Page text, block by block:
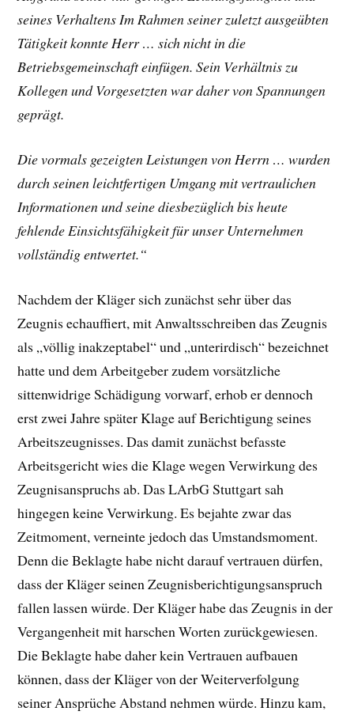
seines Verhaltens Im Rahmen seiner zuletzt ausgeübten
Tätigkeit konnte Herr … sich nicht in die
Betriebsgemeinschaft einfügen. Sein Verhältnis zu
Kollegen und Vorgesetzten war daher von Spannungen
geprägt.
Die vormals gezeigten Leistungen von Herrn … wurden
durch seinen leichtfertigen Umgang mit vertraulichen
Informationen und seine diesbezüglich bis heute
fehlende Einsichtsfähigkeit für unser Unternehmen
vollständig entwertet.“
Nachdem der Kläger sich zunächst sehr über das
Zeugnis echauffiert, mit Anwaltsschreiben das Zeugnis
als „völlig inakzeptabel“ und „unterirdisch“ bezeichnet
hatte und dem Arbeitgeber zudem vorsätzliche
sittenwidrige Schädigung vorwarf, erhob er dennoch
erst zwei Jahre später Klage auf Berichtigung seines
Arbeitszeugnisses. Das damit zunächst befasste
Arbeitsgericht wies die Klage wegen Verwirkung des
Zeugnisanspruchs ab. Das LArbG Stuttgart sah
hingegen keine Verwirkung. Es bejahte zwar das
Zeitmoment, verneinte jedoch das Umstandsmoment.
Denn die Beklagte habe nicht darauf vertrauen dürfen,
dass der Kläger seinen Zeugnisberichtigungsanspruch
fallen lassen würde. Der Kläger habe das Zeugnis in der
Vergangenheit mit harschen Worten zurückgewiesen.
Die Beklagte habe daher kein Vertrauen aufbauen
können, dass der Kläger von der Weiterverfolgung
seiner Ansprüche Abstand nehmen würde. Hinzu kam,